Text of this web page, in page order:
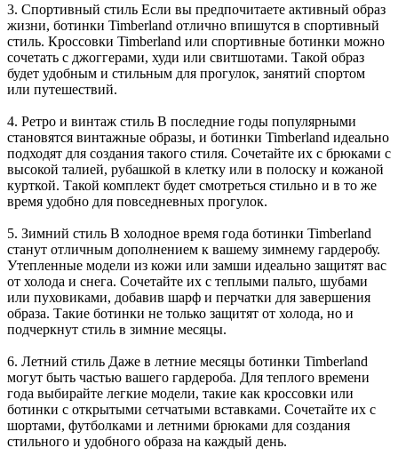
3. Спортивный стиль Если вы предпочитаете активный образ
жизни, ботинки Timberland отлично впишутся в спортивный
стиль. Кроссовки Timberland или спортивные ботинки можно
сочетать с джоггерами, худи или свитшотами. Такой образ
будет удобным и стильным для прогулок, занятий спортом
или путешествий.
4. Ретро и винтаж стиль В последние годы популярными
становятся винтажные образы, и ботинки Timberland идеально
подходят для создания такого стиля. Сочетайте их с брюками с
высокой талией, рубашкой в клетку или в полоску и кожаной
курткой. Такой комплект будет смотреться стильно и в то же
время удобно для повседневных прогулок.
5. Зимний стиль В холодное время года ботинки Timberland
станут отличным дополнением к вашему зимнему гардеробу.
Утепленные модели из кожи или замши идеально защитят вас
от холода и снега. Сочетайте их с теплыми пальто, шубами
или пуховиками, добавив шарф и перчатки для завершения
образа. Такие ботинки не только защитят от холода, но и
подчеркнут стиль в зимние месяцы.
6. Летний стиль Даже в летние месяцы ботинки Timberland
могут быть частью вашего гардероба. Для теплого времени
года выбирайте легкие модели, такие как кроссовки или
ботинки с открытыми сетчатыми вставками. Сочетайте их с
шортами, футболками и летними брюками для создания
стильного и удобного образа на каждый день.